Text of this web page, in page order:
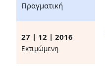
Πραγματική
27 | 12 | 2016
Eκτιμώμενη